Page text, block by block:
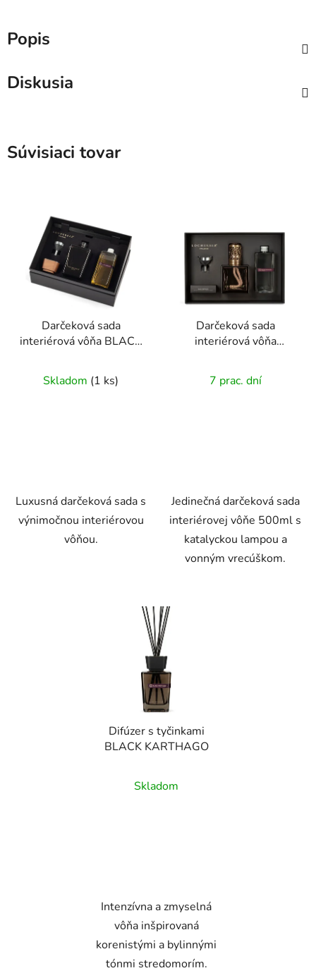
Popis
Diskusia
Súvisiaci tovar
Darčeková sada
interiérová vôňa BLACK
Skladom (1 ks)
Luxusná darčeková sada s
výnimočnou interiérovou
vôňou.
Darčeková sada
interiérová vôňa
katalytickou lampou
7 prac. dní
Jedinečná darčeková sada
interiérovej vôňe 500ml s
katalyckou lampou a
vonným vrecúškom.
Difúzer s tyčinkami
BLACK KARTHAGO
Skladom
Intenzívna a zmyselná
vôňa inšpirovaná
korenistými a bylinnými
tónmi stredomorím.